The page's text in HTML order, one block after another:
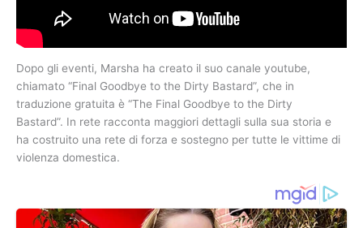
Dopo gli eventi, Marsha ha creato il suo canale youtube,
chiamato “Final Goodbye to the Dirty Bastard”, che in
traduzione gratuita è “The Final Goodbye to the Dirty
Bastard”. In rete racconta maggiori dettagli sulla sua storia e
ha costruito una rete di forza e sostegno per tutte le vittime di
violenza domestica.